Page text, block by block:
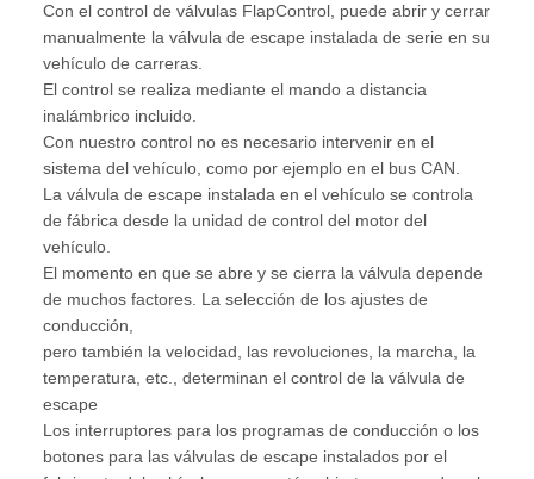
Con el control de válvulas FlapControl, puede abrir y cerrar
manualmente la válvula de escape instalada de serie en su
vehículo de carreras.
El control se realiza mediante el mando a distancia
inalámbrico incluido.
Con nuestro control no es necesario intervenir en el
sistema del vehículo, como por ejemplo en el bus CAN.
La válvula de escape instalada en el vehículo se controla
de fábrica desde la unidad de control del motor del
vehículo.
El momento en que se abre y se cierra la válvula depende
de muchos factores. La selección de los ajustes de
conducción,
pero también la velocidad, las revoluciones, la marcha, la
temperatura, etc., determinan el control de la válvula de
escape
Los interruptores para los programas de conducción o los
botones para las válvulas de escape instalados por el